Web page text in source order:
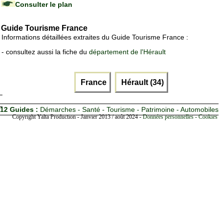
Consulter le plan
Guide Tourisme France
Informations détaillées extraites du Guide Tourisme France :
- consultez aussi la fiche du département de l'Hérault
France Hérault (34)
12 Guides : Démarches - Santé - Tourisme - Patrimoine - Automobiles
Copyright Yalta Production - Janvier 2013 / août 2024 -Données personnelles -